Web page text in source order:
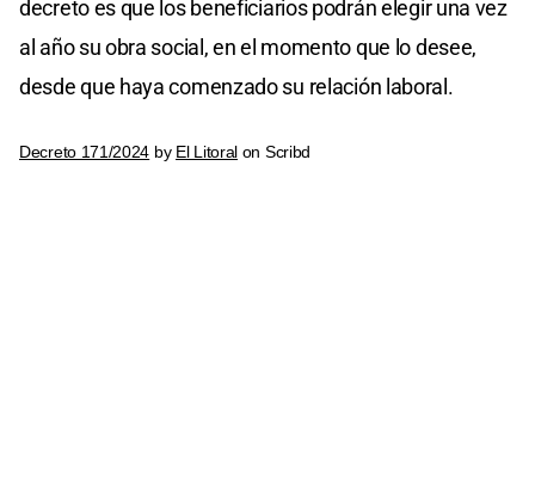
decreto es que los beneficiarios podrán elegir una vez
al año su obra social, en el momento que lo desee,
desde que haya comenzado su relación laboral.
Decreto 171/2024 by El Litoral on Scribd